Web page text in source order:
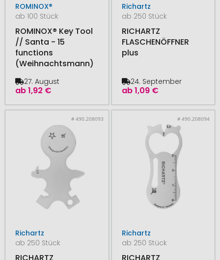
ROMINOX®
ab 100 Stück
ROMINOX® Key Tool
// Santa - 15
functions
(Weihnachtsmann)
ab1,92 €
27. August
Richartz
ab 250 Stück
RICHARTZ
FLASCHENÖFFNER
plus
ab1,09 €
24. September
# 490.208093
Richartz
ab 250 Stück
RICHARTZ
# 490.208094
Richartz
ab 250 Stück
RICHARTZ